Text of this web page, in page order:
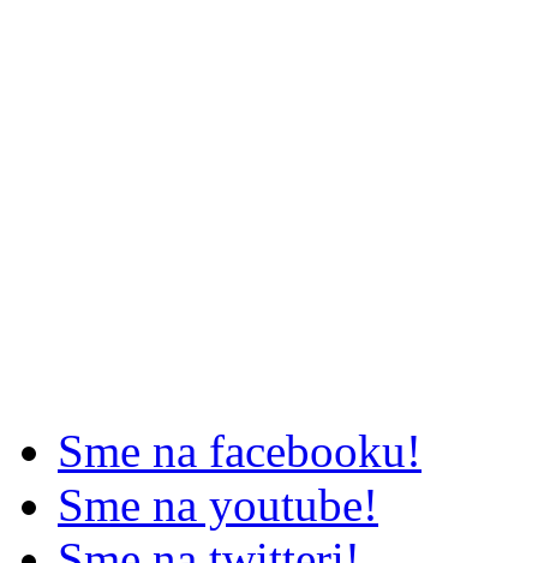
Sme na facebooku!
Sme na youtube!